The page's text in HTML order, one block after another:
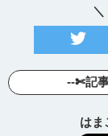
--✄記
はま